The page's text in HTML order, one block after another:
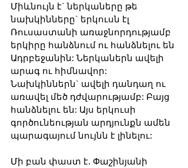
Միևնույն է` ներկաները թե
նախկինները` երկուսն էլ
Ռուսաստանի առաջնորդությամբ
երկիրը հանձնում ու հանձնելու են
Ադրբեջանին: Ներկաներն ավելի
արագ ու հիմնավոր:
Նախկիններն` ավելի դանդաղ ու
առավել մեծ դժվարությամբ: Բայց
հանձնելու են: Այս երկուսի
գործունեության արդյունքն ամեն
պարագայում նույնն է լինելու:
Մի բան փաստ է. Փաշինյանի